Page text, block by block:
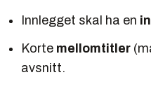
Innlegget skal ha en
Korte mellomtitler
avsnitt.